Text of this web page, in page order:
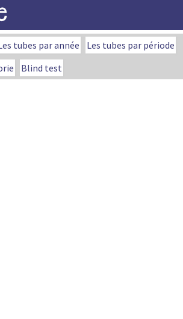
tubes par année
Les tubes par période
Blind test